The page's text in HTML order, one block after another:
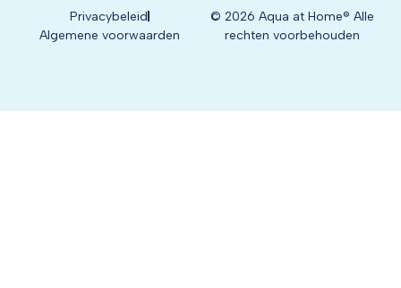
© 2026 Aqua at Home® Alle
rechten voorbehouden
Privacybeleid
Algemene voorwaarden